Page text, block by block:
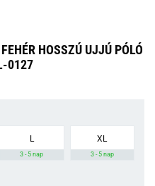
HOSSZÚ UJJÚ PÓLÓ
0127
L
3 - 5 nap
XL
3 - 5 nap